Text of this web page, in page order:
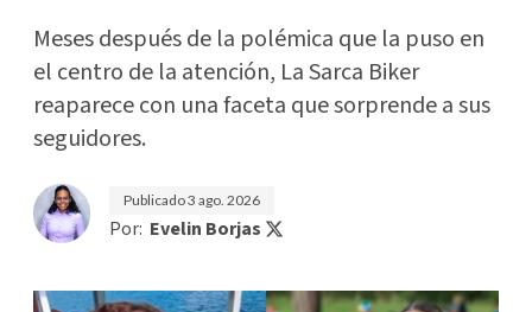
Meses después de la polémica que la puso en
el centro de la atención, La Sarca Biker
reaparece con una faceta que sorprende a sus
seguidores.
Publicado3 ago. 2026
Por: Evelin Borjas